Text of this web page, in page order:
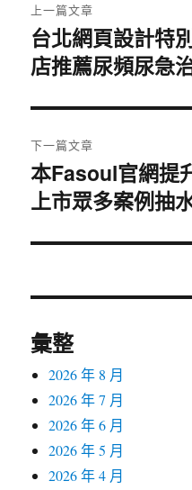
章
導
覽
上一篇文章
上
一
文
章:
台北網頁設計特
店推薦尿頻尿急
下一篇文章
下
一
文
本Fasoul官網提
上市眾多案例抽
彙整
2026 年 8 月
2026 年 7 月
2026 年 6 月
2026 年 5 月
2026 年 4 月